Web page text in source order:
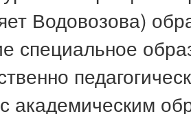
Водовозова)
специальное